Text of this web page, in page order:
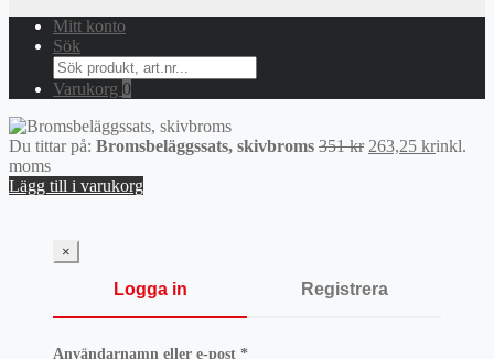
Mitt konto
Sök
Search
for:
Varukorg 0
Du tittar på: Bromsbeläggssats, skivbroms 351kr Det
263,25 krDet
inkl.
moms
Lägg till i varukorg
×
Logga in Registrera
Användarnamn eller e-post *Obligatoriskt